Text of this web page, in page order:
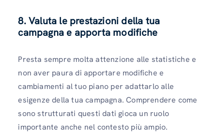
8. Valuta le prestazioni della tua
campagna e apporta modifiche
Presta sempre molta attenzione alle statistiche e
non aver paura di apportare modifiche e
cambiamenti al tuo piano per adattarlo alle
esigenze della tua campagna. Comprendere come
sono strutturati questi dati gioca un ruolo
importante anche nel contesto più ampio.